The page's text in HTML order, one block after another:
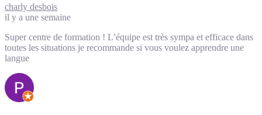
charly desbois
il y a une semaine
Super centre de formation ! L’équipe est très sympa et efficace dans
toutes les situations je recommande si vous voulez apprendre une
langue